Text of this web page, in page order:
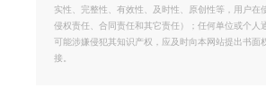
实性、完整性、有效性、及时性、原创性等，用户
侵权责任、合同责任和其它责任）；任何单位或个
可能涉嫌侵犯其知识产权，应及时向本网站提出书
接。